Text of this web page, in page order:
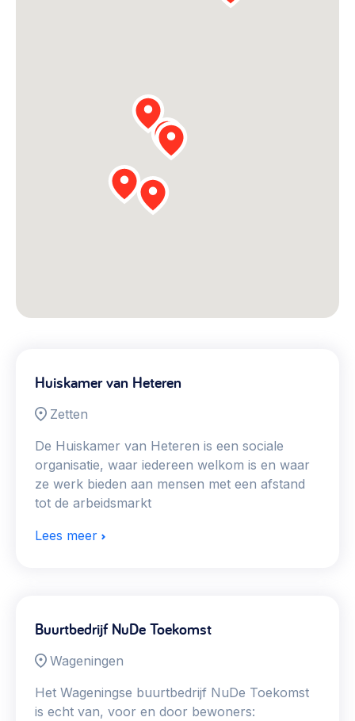
Werken aan de wijk, ABCD, WijkWijzer >
Energiecollectieven, buurt vergroenen, SDG >
Meebeslissen
Uitdaagrecht, gemeenschapsfondsen, lokale democratie >
Huiskamer van Heteren
Zetten
De Huiskamer van Heteren is een sociale
organisatie, waar iedereen welkom is en waar
ze werk bieden aan mensen met een afstand
tot de arbeidsmarkt
Lees meer
Buurtbedrijf NuDe Toekomst
Wageningen
Het Wageningse buurtbedrijf NuDe Toekomst
is echt van, voor en door bewoners: